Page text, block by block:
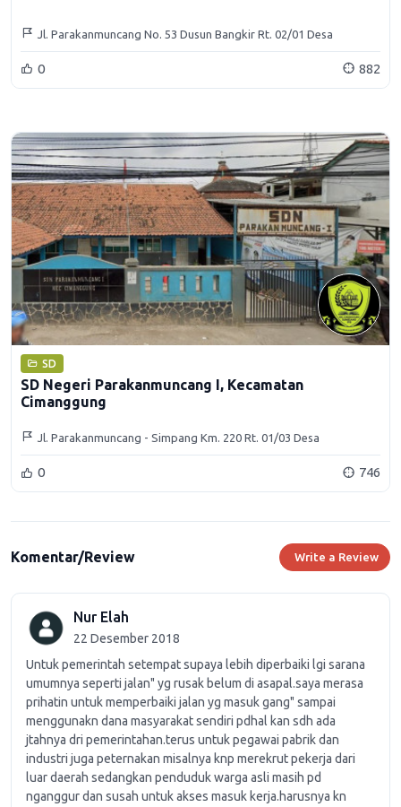
Jl. Parakanmuncang No. 53 Dusun Bangkir Rt. 02/01 Desa
Sindanggalih Kecamatan Cimanggung Kabupaten Sumedang
0 882
SD
SD Negeri Parakanmuncang I, Kecamatan
Cimanggung
Jl. Parakanmuncang - Simpang Km. 220 Rt. 01/03 Desa
Sindangpakuon Kecamatan Cimanggung Kabupaten Sumedang
0 746
Komentar/Review Write a Review
Nur Elah
22 Desember 2018
Untuk pemerintah setempat supaya lebih diperbaiki lgi sarana
umumnya seperti jalan" yg rusak belum di asapal.saya merasa
prihatin untuk memperbaiki jalan yg masuk gang" sampai
menggunakn dana masyarakat sendiri pdhal kan sdh ada
jtahnya dri pemerintahan.terus untuk pegawai pabrik dan
industri juga peternakan misalnya knp merekrut pekerja dari
luar daerah sedangkan penduduk warga asli masih pd
nganggur dan susah untuk akses masuk kerja.harusnya kn